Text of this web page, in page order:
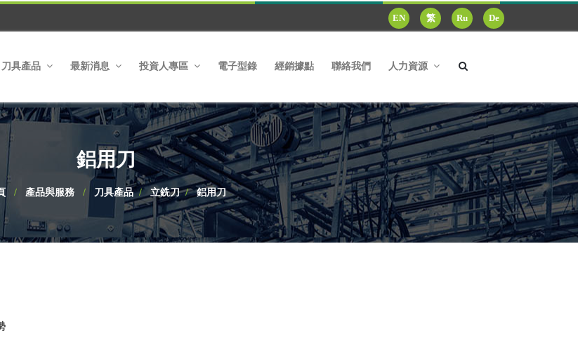
EN 繁 Ru De
刀具產品 最新消息 投資人專區 電子型錄 經銷據點 聯絡我們 人力資源
鋁用刀
產品與服務 刀具產品 立銑刀 鋁用刀